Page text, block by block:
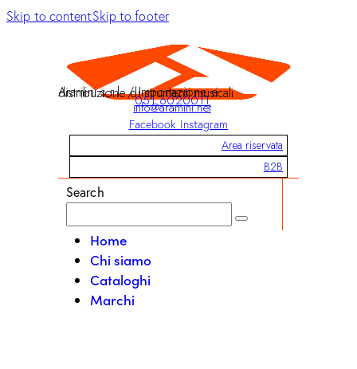
Skip to contentSkip to footer
Aramini s.r.l. / Importazione e distribuzione di strumenti musicali
051 6020011
info@aramini.net
Facebook Instagram
Area riservata
B2B
Search
Home
Chi siamo
Cataloghi
Marchi